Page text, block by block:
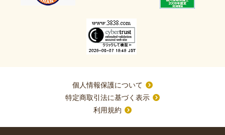
個人情報保護について
特定商取引法に基づく表示
利用規約